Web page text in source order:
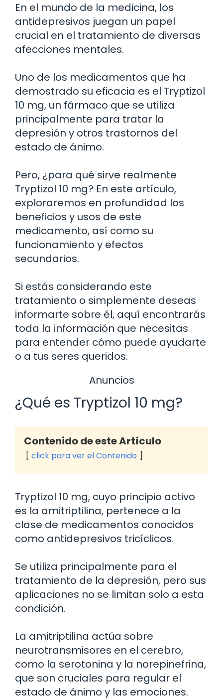
En el mundo de la medicina, los
antidepresivos juegan un papel
crucial en el tratamiento de diversas
afecciones mentales.
Uno de los medicamentos que ha
demostrado su eficacia es el Tryptizol
10 mg, un fármaco que se utiliza
principalmente para tratar la
depresión y otros trastornos del
estado de ánimo.
Pero, ¿para qué sirve realmente
Tryptizol 10 mg? En este artículo,
exploraremos en profundidad los
beneficios y usos de este
medicamento, así como su
funcionamiento y efectos
secundarios.
Si estás considerando este
tratamiento o simplemente deseas
informarte sobre él, aquí encontrarás
toda la información que necesitas
para entender cómo puede ayudarte
o a tus seres queridos.
Anuncios
¿Qué es Tryptizol 10 mg?
Contenido de este Artículo
click para ver el Contenido
Tryptizol 10 mg, cuyo principio activo
es la amitriptilina, pertenece a la
clase de medicamentos conocidos
como antidepresivos tricíclicos.
Se utiliza principalmente para el
tratamiento de la depresión, pero sus
aplicaciones no se limitan solo a esta
condición.
La amitriptilina actúa sobre
neurotransmisores en el cerebro,
como la serotonina y la norepinefrina,
que son cruciales para regular el
estado de ánimo y las emociones.